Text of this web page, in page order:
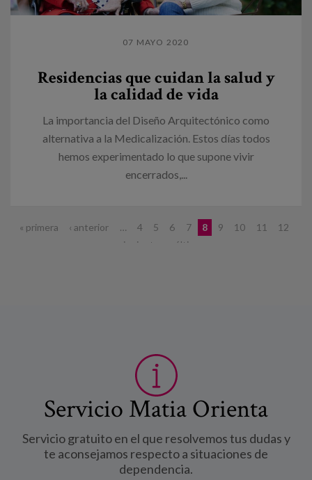
07 MAYO 2020
Residencias que cuidan la salud y
la calidad de vida
La importancia del Diseño Arquitectónico como
alternativa a la Medicalización. Estos días todos
hemos experimentado lo que supone vivir
encerrados,...
Páginas
« primera ‹ anterior … 4 5 6 7 8 9 10 11
12
siguiente › última »
Servicio Matia Orienta
Servicio gratuito en el que resolvemos tus dudas y
te aconsejamos respecto a situaciones de
dependencia.